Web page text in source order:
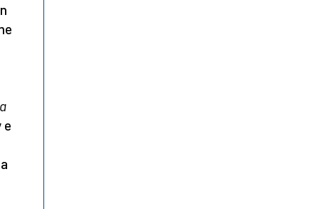
e